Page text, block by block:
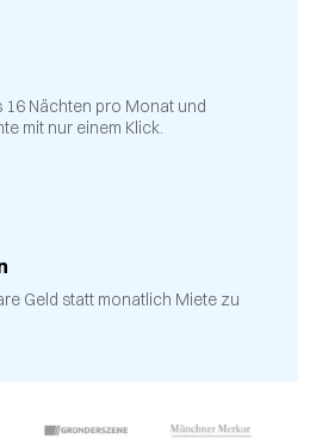
Nächten pro Monat und
mit nur einem Klick.
Geld statt monatlich Miete zu